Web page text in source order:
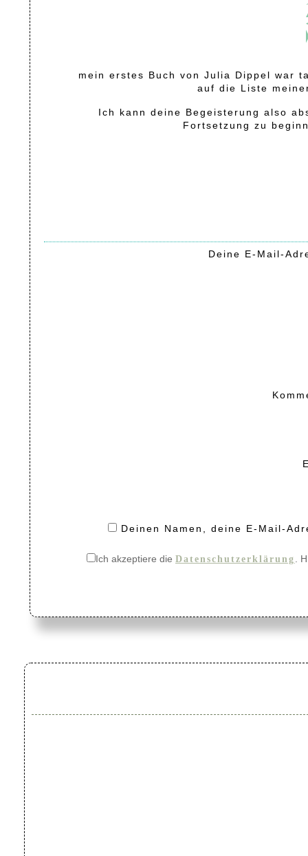
mein erstes Buch von Julia Dippel war
auf die Liste
Ich kann deine Begeisterung also
Fortsetzung zu
Deine E-Mail-
Deinen Namen, deine E-Mail-
Ich akzeptiere die Datenschutzerklärung .